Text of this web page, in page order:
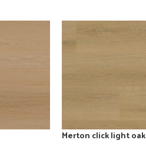
Merton click light oak